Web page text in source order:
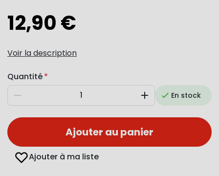
12,90 €
Voir la description
Quantité
Diminuer AugmenterEn stock
Ajouter au panier
Ajouter à ma liste